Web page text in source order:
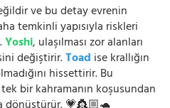
ve bu detay evrenin
temkinli yapısıyla riskleri
Yoshi, ulaşılması zor alanları
değiştirir.Toad ise krallığın
hissettirir. Bu
bir kahramanın koşusundan